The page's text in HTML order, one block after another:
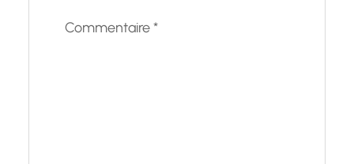
Commentaire*